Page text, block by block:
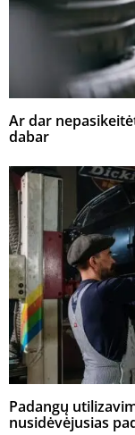
Ar dar
dabar
Padangų
nusidėvėjusias